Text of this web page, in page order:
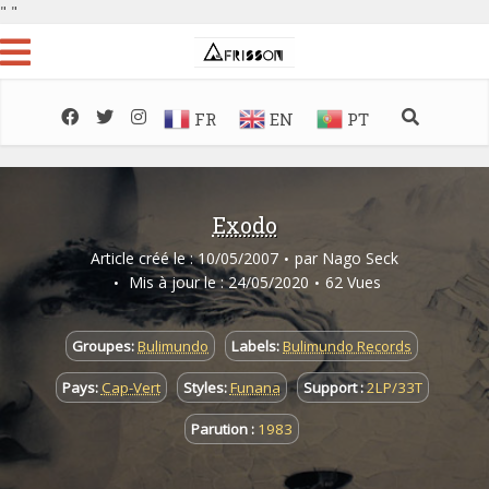
" "
FR EN PT
Exodo
Article créé le : 10/05/2007 par Nago Seck
Mis à jour le : 24/05/2020
62 Vues
Groupes:Bulimundo Labels:Bulimundo Records
Pays:Cap-Vert Styles:Funana Support :2LP/33T
Parution : 1983